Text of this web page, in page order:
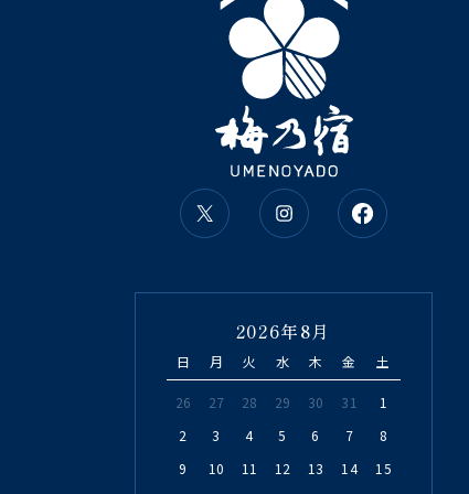
2026年8月
日 月 火 水 木 金 土
26 27 28 29 30 31
1
2
3 4 5 6 7
8
9
10 11 12 13 14
15